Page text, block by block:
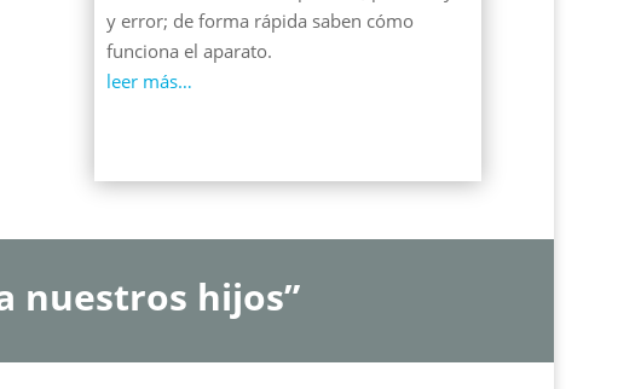
y error; de forma rápida saben cómo
funciona el aparato.
leer más…
nuestros hijos”